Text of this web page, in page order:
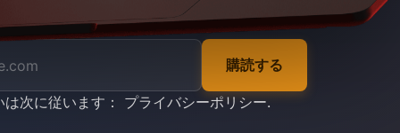
購読する
次に従います： プライバシーポリシー.